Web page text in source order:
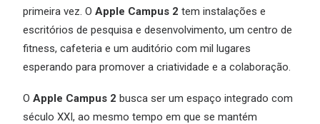
primeira vez. O Apple Campus 2 tem instalações e
escritórios de pesquisa e desenvolvimento, um centro de
fitness, cafeteria e um auditório com mil lugares
esperando para promover a criatividade e a colaboração.
O Apple Campus 2 busca ser um espaço integrado com
século XXI, ao mesmo tempo em que se mantém